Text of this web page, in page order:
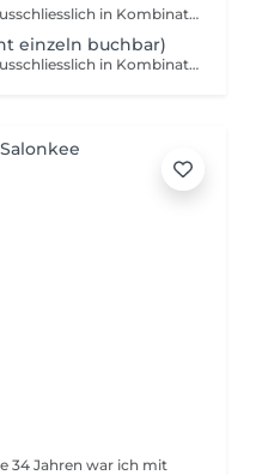
Diese "add on" - Behandlung ist ausschliesslich in Kombination mit einer Gesichtsbehandlung buchbar und kann nicht einzeln gebucht werden.Waxing ist eine Form der Depilation und hält im Vergleich zum Rasieren wesentlich länger an. Mithilfe von Wachs wird das Haar mitsamt der Wurzel aus der Haut entfernt. Um die Behandlung optimal durchzuführen, sollten die Härchen eine Länge von 3-5 mm haben.
einzeln buchbar)
Diese "add on" - Behandlung ist ausschliesslich in Kombination mit einer Gesichtsbehandlung buchbar und kann nicht einzeln gebucht werden.Waxing ist eine Form der Depilation und hält im Vergleich zum Rasieren wesentlich länger an. Mithilfe von Wachs wird das Haar mitsamt der Wurzel aus der Haut entfernt. Um die Behandlung optimal durchzuführen, sollten die Härchen eine Länge von 3-5 mm haben.
34 Jahren war ich mit